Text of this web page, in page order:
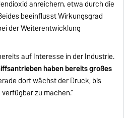
anreichern, etwa durch die
beeinflusst Wirkungsgrad
der Weiterentwicklung
auf Interesse in der Industrie.
haben bereits großes
dort wächst der Druck, bis
zu machen.“